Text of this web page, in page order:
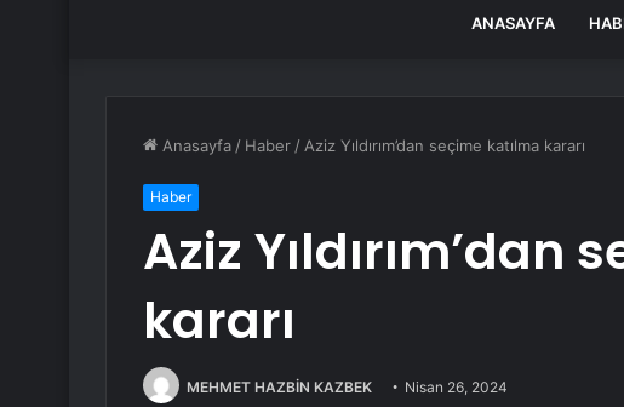
ANASAYFA
Anasayfa / Haber / Aziz Yıldırım’dan seçime katılma kararı
Haber
Aziz Yıldırım’dan
kararı
MEHMET HAZBİN KAZBEK Nisan 26, 2024